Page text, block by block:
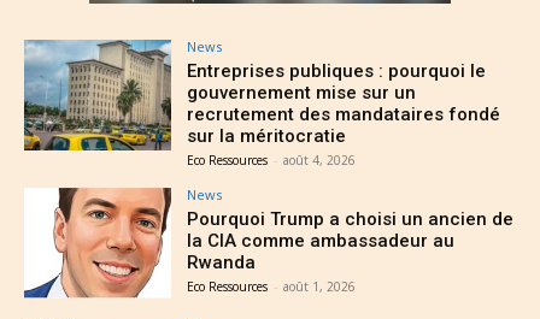
News
Entreprises publiques : pourquoi le
gouvernement mise sur un
recrutement des mandataires fondé
sur la méritocratie
Eco Ressources - août 4, 2026
News
Pourquoi Trump a choisi un ancien de
la CIA comme ambassadeur au
Rwanda
Eco Ressources - août 1, 2026